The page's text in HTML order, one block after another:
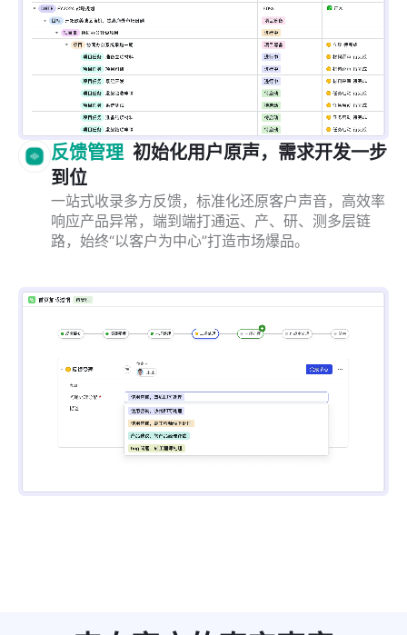
反馈管理 初始化用户原声，需求开发一步
到位
一站式收录多方反馈，标准化还原客户声音，高效率
响应产品异常，端到端打通运、产、研、测多层链
路，始终“以客户为中心”打造市场爆品。